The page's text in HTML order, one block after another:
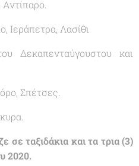
Ιεράπετρα, Λασίθι
Δεκαπενταύγουστου και
Σπέτσες.
σε ταξιδάκια και τα τρια (3)
2020.